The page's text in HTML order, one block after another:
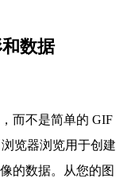
数据
而不是简单的 GIF
览器浏览用于创建
的数据。从您的图